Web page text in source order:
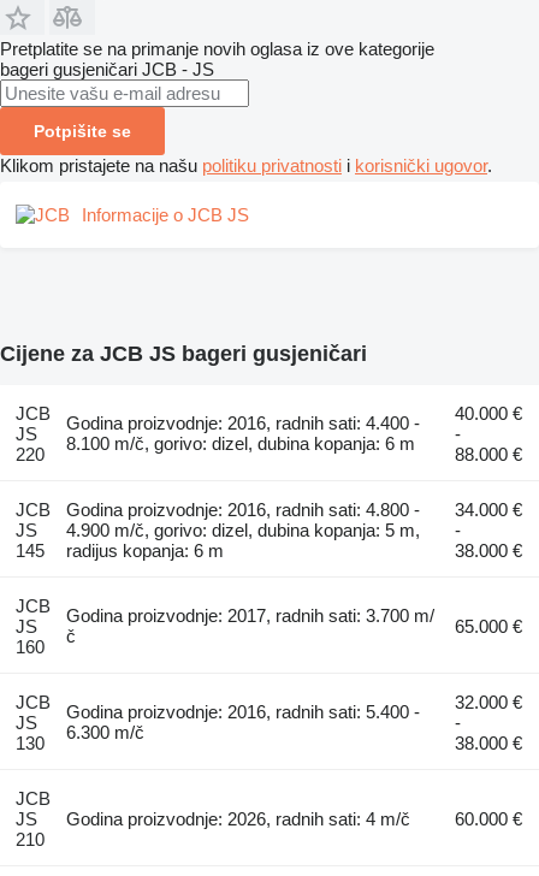
Pretplatite se na primanje novih oglasa iz ove kategorije
bageri gusjeničari JCB - JS
Potpišite se
Klikom pristajete na našu politiku privatnosti i korisnički ugovor.
Informacije o JCB JS
Cijene za JCB JS bageri gusjeničari
JCB
JS
220
Godina proizvodnje: 2016, radnih sati: 4.400 -
8.100 m/č, gorivo: dizel, dubina kopanja: 6 m
40.000 €
-
88.000 €
JCB
JS
145
Godina proizvodnje: 2016, radnih sati: 4.800 -
4.900 m/č, gorivo: dizel, dubina kopanja: 5 m,
radijus kopanja: 6 m
34.000 €
-
38.000 €
JCB
JS
160
Godina proizvodnje: 2017, radnih sati: 3.700 m/
č
65.000 €
JCB
JS
130
Godina proizvodnje: 2016, radnih sati: 5.400 -
6.300 m/č
32.000 €
-
38.000 €
JCB
JS
210
Godina proizvodnje: 2026, radnih sati: 4 m/č 60.000 €